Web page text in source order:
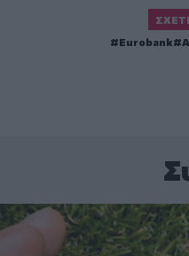
Eurobank